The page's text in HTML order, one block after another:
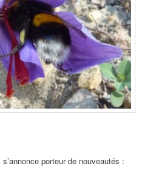
porteur de nouveautés :